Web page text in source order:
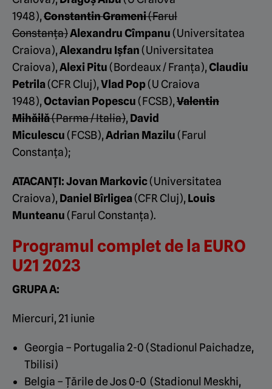
1948),Constantin Grameni(Farul
Constanța)Alexandru Cîmpanu(Universitatea
Craiova),Alexandru Ișfan(Universitatea
Craiova),Alexi Pitu(Bordeaux / Franța), Claudiu
Petrila(CFR Cluj),Vlad Pop(U Craiova
1948),Octavian Popescu(FCSB),Valentin
Mihăilă(Parma / Italia), David
Miculescu(FCSB),Adrian Mazilu(Farul
Constanța);
ATACANȚI:Jovan Markovic(Universitatea
Craiova), Daniel Bîrligea(CFR Cluj), Louis
Munteanu(Farul Constanța).
Programul complet de la EURO
U21 2023
GRUPA A:
Miercuri, 21 iunie
Georgia – Portugalia 2-0 (Stadionul Paichadze,
Tbilisi)
Belgia – Țările de Jos 0-0 (Stadionul Meskhi,